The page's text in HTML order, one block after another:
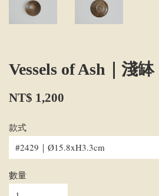
Vessels of Ash｜淺
NT$ 1,200
款式
數量